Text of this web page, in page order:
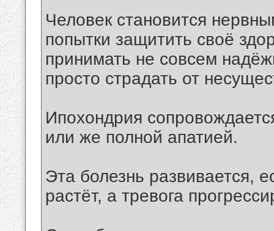
Человек становится
попытки защитить своё
принимать не совсем
просто страдать от
Ипохондрия
или же полной апатией.
Эта болезнь развивается,
растёт, а тревога